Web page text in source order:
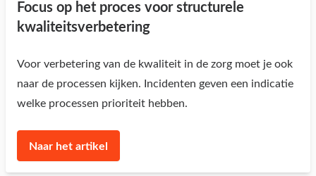
Focus op het proces voor structurele
kwaliteitsverbetering
Voor verbetering van de kwaliteit in de zorg moet je ook
naar de processen kijken. Incidenten geven een indicatie
welke processen prioriteit hebben.
Naar het artikel